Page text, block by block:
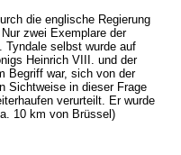
die englische Regierung
zwei Exemplare der
Tyndale selbst wurde auf
Heinrich VIII. und der
Begriff war, sich von der
Sichtweise in dieser Frage
verurteilt. Er wurde
10 km von Brüssel)